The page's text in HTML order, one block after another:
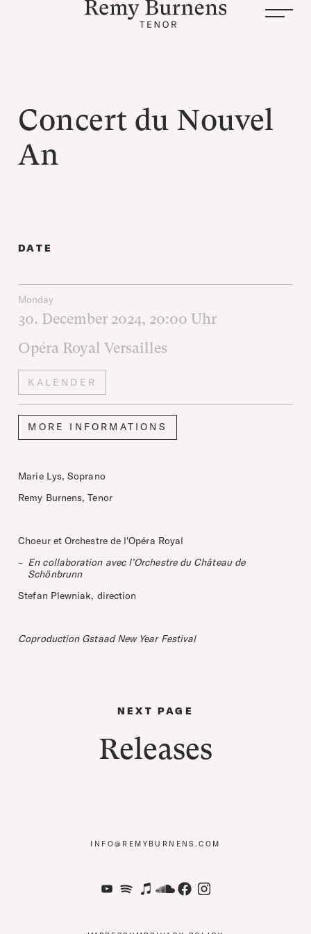
Concert du Nouvel
An
DATE
Monday
30. December 2024, 20:00 Uhr
Opéra Royal Versailles
KALENDER
MORE INFORMATIONS
Marie Lys, Soprano
Remy Burnens, Tenor
Choeur et Orchestre de l'Opéra Royal
En collaboration avec l’Orchestre du Château de
Schönbrunn
Stefan Plewniak, direction
Coproduction Gstaad New Year Festival
NEXT PAGE
Releases
NF R MYB RN NS C M